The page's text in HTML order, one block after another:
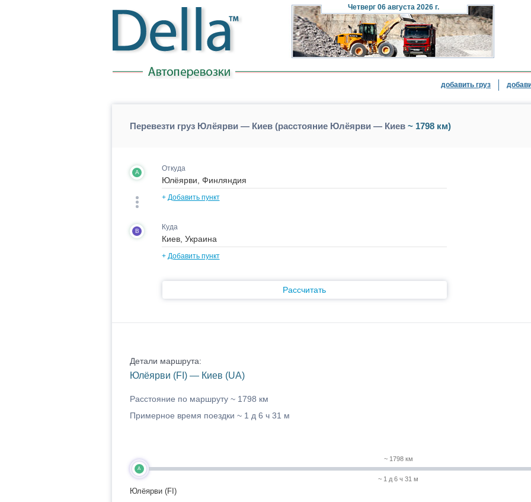
Четверг 06 августа 2026 г.
добавить груз
Перевезти груз Юлёярви — Киев (расстояние Юлёярви — Киев~ 1798 км)
A Откуда
+ Добавить пункт
B Куда
+ Добавить пункт
Рассчитать
Детали маршрута:
Юлёярви (FI) — Киев (UA)
Расстояние по маршруту ~ 1798 км
Примерное время поездки ~ 1 д 6 ч 31 м
A
Юлёярви (FI)
~ 1798 км
~ 1 д 6 ч 31 м